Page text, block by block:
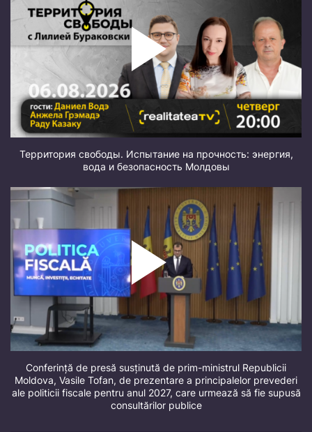
Территория свободы. Испытание на прочность: энергия,
вода и безопасность Молдовы
Conferință de presă susținută de prim-ministrul Republicii
Moldova, Vasile Tofan, de prezentare a principalelor prevederi
ale politicii fiscale pentru anul 2027, care urmează să fie supusă
consultărilor publice